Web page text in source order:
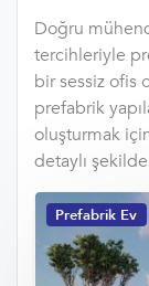
Doğru
tercihleriyle
bir sessiz ofis
prefabrik
oluşturmak
detaylı
Prefabrik Ev